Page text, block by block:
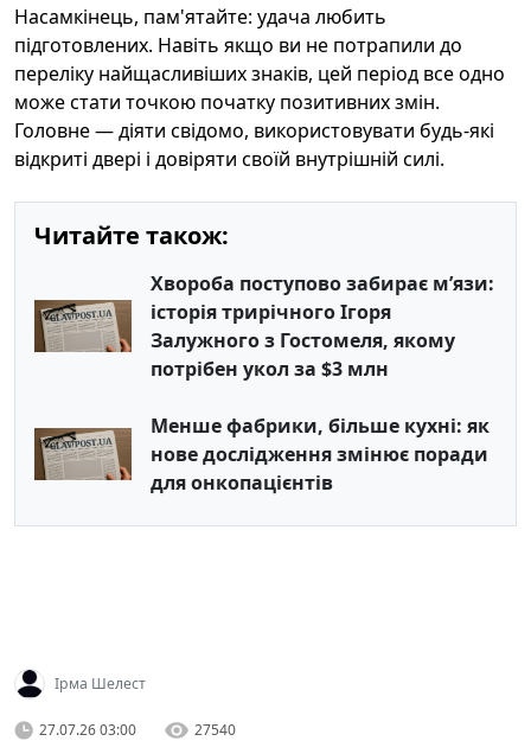
Насамкінець, пам'ятайте: удача любить
підготовлених. Навіть якщо ви не потрапили до
переліку найщасливіших знаків, цей період все одно
може стати точкою початку позитивних змін.
Головне — діяти свідомо, використовувати будь-які
відкриті двері і довіряти своїй внутрішній силі.
Читайте також:
Хвороба поступово забирає м’язи:
історія трирічного Ігоря
Залужного з Гостомеля, якому
потрібен укол за $3 млн
Менше фабрики, більше кухні: як
нове дослідження змінює поради
для онкопацієнтів
Ірма Шелест
27.07.26 03:00 27540